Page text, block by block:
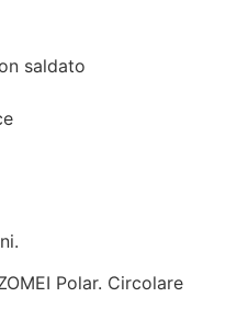
saldato
Polar. Circolare